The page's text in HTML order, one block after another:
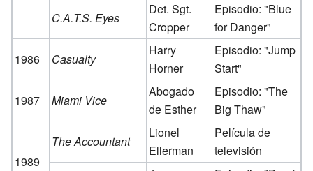
C.A.T.S. Eyes
Det. Sgt.
Cropper
Episodio: "Blue
for Danger"
1986
Casualty
Harry
Horner
Episodio: "Jump
Start"
1987
Miami Vice
Abogado
de Esther
Episodio: "The
Big Thaw"
1989
The Accountant
Lionel
Ellerman
Película de
televisión